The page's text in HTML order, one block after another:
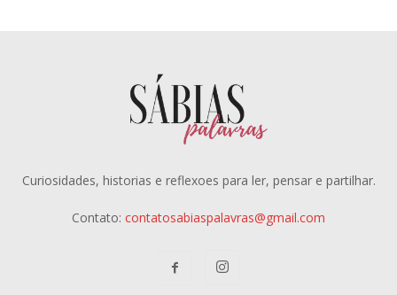
Curiosidades, historias e reflexoes para ler, pensar e partilhar.
Contato: contatosabiaspalavras@gmail.com